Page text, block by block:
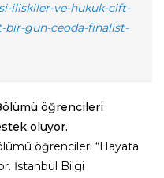
iliskiler-ve-hukuk-cift-
bir-gun-ceoda-finalist-
öğrencileri
oluyor.
öğrencileri “Hayata
İstanbul Bilgi